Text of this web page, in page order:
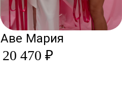
Аве Мария
20 470 ₽